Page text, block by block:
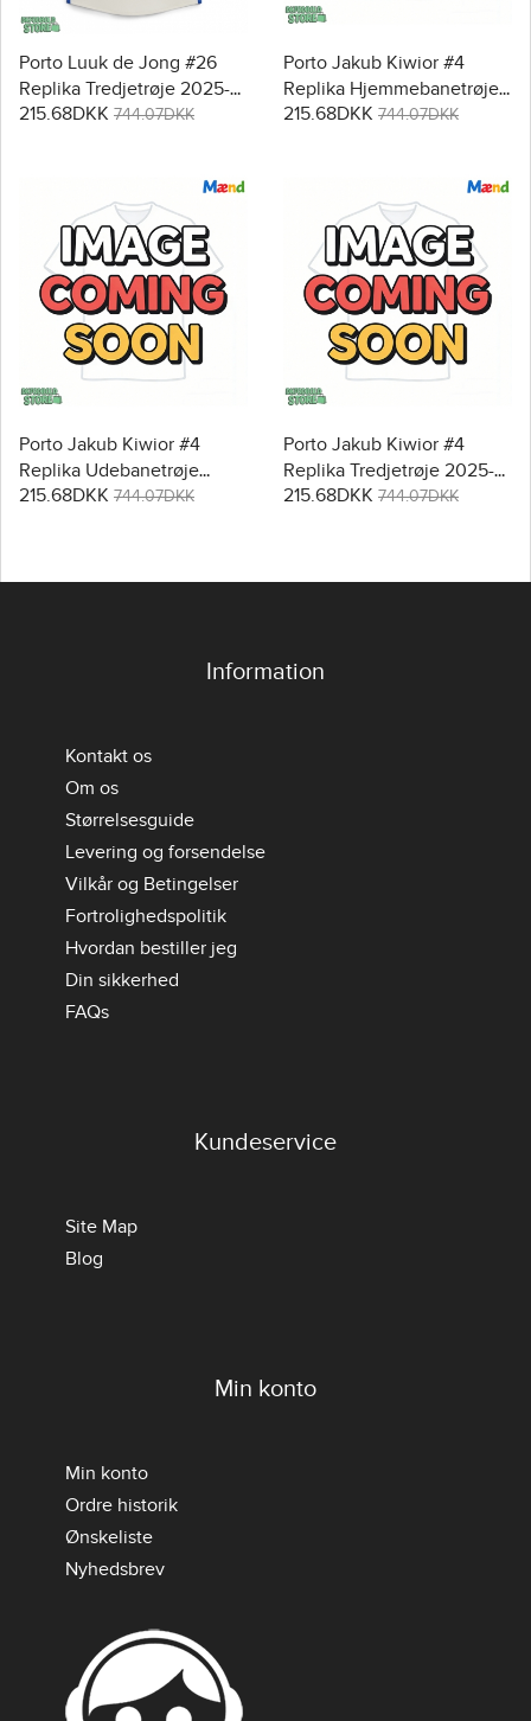
Porto Luuk de Jong #26
Replika Tredjetrøje 2025-
26 Kortærmet
215.68DKK 744.07DKK
Porto Jakub Kiwior #4
Replika Hjemmebanetrøje
2025-26 Kortærmet
215.68DKK 744.07DKK
Porto Jakub Kiwior #4
Replika Udebanetrøje
2025-26 Kortærmet
215.68DKK 744.07DKK
Porto Jakub Kiwior #4
Replika Tredjetrøje 2025-
26 Kortærmet
215.68DKK 744.07DKK
Information
Kontakt os
Om os
Størrelsesguide
Levering og forsendelse
Vilkår og Betingelser
Fortrolighedspolitik
Hvordan bestiller jeg
Din sikkerhed
FAQs
Kundeservice
Site Map
Blog
Min konto
Min konto
Ordre historik
Ønskeliste
Nyhedsbrev